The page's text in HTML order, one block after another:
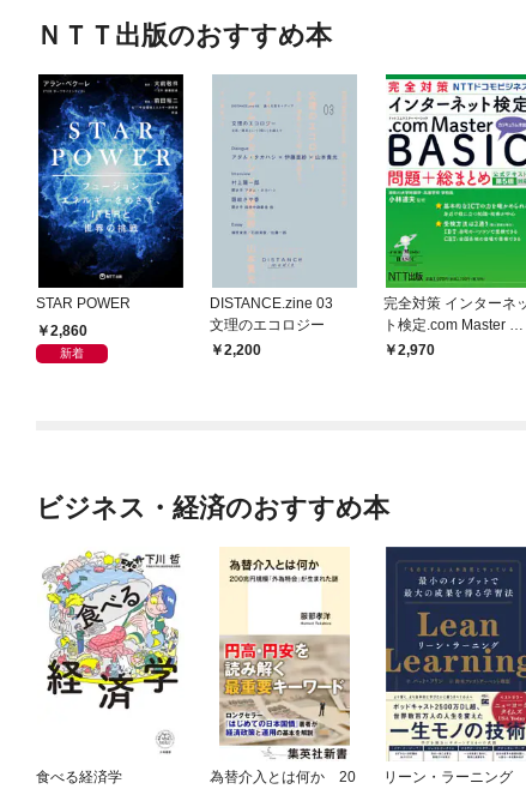
ＮＴＴ出版のおすすめ本
STAR POWER
2,860
新着
DISTANCE.zine 03
文理のエコロジー
2,200
完全対策 インターネ
ト検定.com Master BA
SIC 問題+総まとめ 公
2,970
ビジネス・経済のおすすめ本
食べる経済学
為替介入とは何か 20
リーン・ラーニング